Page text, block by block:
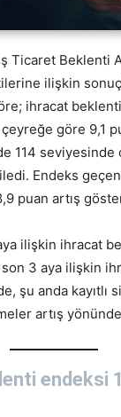
Ticaret Beklenti
ilişkin
ihracat
göre 9,1
114
Endeks geçen
puan artış
ilişkin ihracat
3 aya ilişkin
şu anda kayıtlı
artış
endeksi